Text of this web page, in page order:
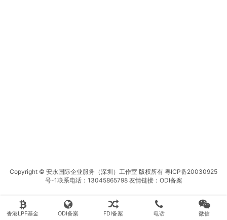
Copyright © 安永国际企业服务（深圳）工作室 版权所有 粤ICP备20030925
号-1联系电话：13045865798 友情链接： ODI备案
香港LPF基金 ODI备案 FDI备案 电话 微信